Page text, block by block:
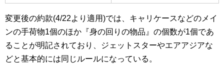
変更後の約款(4/22より適用)では、キャリケースなどのメイ
ンの手荷物1個のほか『身の回りの物品』の個数が1個であ
ることが明記されており、ジェットスターやエアアジアな
どと基本的には同じルールになっている。